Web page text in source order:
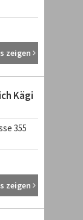
zeigen
Kägi
355
zeigen